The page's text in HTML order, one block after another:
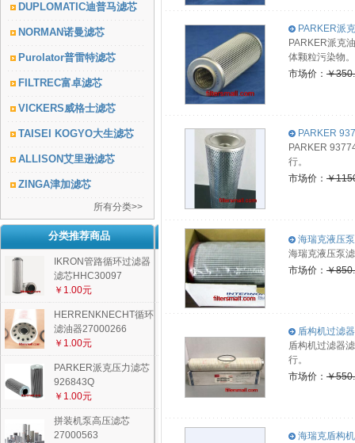
DUPLOMATIC迪普马滤芯
NORMAN诺曼滤芯
Purolator普雷特滤芯
FILTREC富卓滤芯
VICKERS威格士滤芯
TAISEI KOGYO大生滤芯
ALLISON艾里逊滤芯
ZINGA津加滤芯
所有分类>>
分类推荐商品
IKRON管路循环过滤器
滤芯HHC30097
￥1.00元
HERRENKNECHT循环
滤油器27000266
￥1.00元
PARKER派克压力滤芯
926843Q
￥1.00元
拼装机泵高压滤芯
27000563
PARKER派
PARKER派克
体颗粒污染物。
市场价： ￥
PARKER
PARKER
行。
市场价： ￥
海瑞克液压
海瑞克液压泵
市场价： ￥
盾构机过滤
盾构机过滤器
行。
市场价： ￥
海瑞克盾构